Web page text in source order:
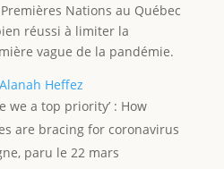
Nations au Québec
réussi à limiter la
vague de la pandémie.
Alanah Heffez
we a top priority’ : How
are bracing for coronavirus
paru le 22 mars